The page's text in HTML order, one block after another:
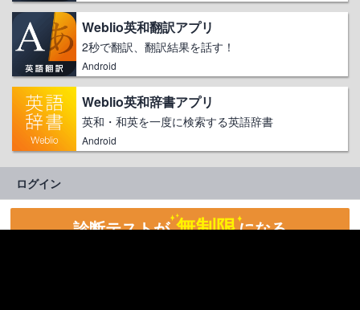
Weblio英和翻訳アプリ
2秒で翻訳、翻訳結果を話す！
Android
Weblio英和辞書アプリ
英和・和英を一度に検索する英語辞書
Android
ログイン
診断テストが 無制限になる